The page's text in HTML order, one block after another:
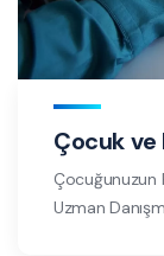
Çocuk ve
Çocuğunuzun
Uzman